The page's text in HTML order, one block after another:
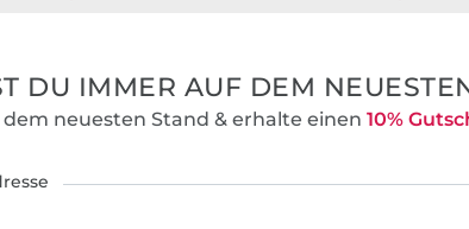
DU IMMER AUF DEM
neuesten Stand & erhalte einen 10%